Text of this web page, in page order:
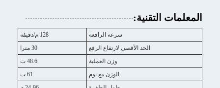
المعلمات التقنية:
سرعة الرافعة
128 م/دقيقة
الحد الأقصى لارتفاع الرفع
30 مترا
وزن العملية
48.6 ت
الوزن مع بوم
61 ت